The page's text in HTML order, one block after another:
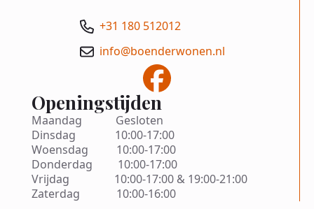
+31 180 512012
info@boenderwonen.nl
Openingstijden
Maandag Gesloten
Dinsdag 10:00-17:00
Woensdag 10:00-17:00
Donderdag 10:00-17:00
Vrijdag 10:00-17:00 & 19:00-21:00
Zaterdag 10:00-16:00